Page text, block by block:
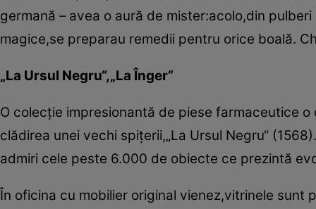
germană – avea o aură de mister:acolo,din
magice,se preparau remedii pentru orice boală.
„La Ursul Negru“,„La Înger“
O colecţie impresionantă de piese farmaceutice
clădirea unei vechi spiţerii,„La Ursul Negru“
admiri cele peste 6.000 de obiecte ce prezintă
În oficina cu mobilier original vienez,vitrinele sunt